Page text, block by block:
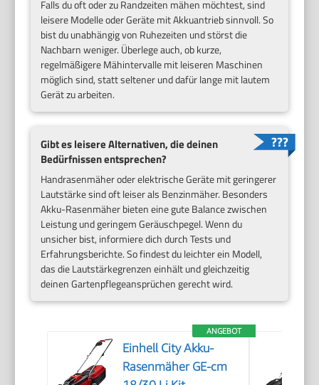
Falls du oft oder zu Randzeiten mähen möchtest, sind
leisere Modelle oder Geräte mit Akkuantrieb sinnvoll. So
bist du unabhängig von Ruhezeiten und störst die
Nachbarn weniger. Überlege auch, ob kurze,
regelmäßigere Mähintervalle mit leiseren Maschinen
möglich sind, statt seltener und dafür lange mit lautem
Gerät zu arbeiten.
Gibt es leisere Alternativen, die deinen
Bedürfnissen entsprechen?
Handrasenmäher oder elektrische Geräte mit geringerer
Lautstärke sind oft leiser als Benzinmäher. Besonders
Akku-Rasenmäher bieten eine gute Balance zwischen
Leistung und geringem Geräuschpegel. Wenn du
unsicher bist, informiere dich durch Tests und
Erfahrungsberichte. So findest du leichter ein Modell,
das die Lautstärkegrenzen einhält und gleichzeitig
deinen Gartenpflegeansprüchen gerecht wird.
ANGEBOT
Einhell City Akku-
Rasenmäher GE-cm